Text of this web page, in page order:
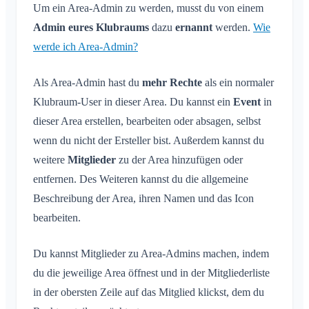
Standort teilen
Persönlicher Kalender
Lesebestätigung
Nachricht löschen
Areas
Was ist eine Area?
Was ist eine Area-Gruppe?
Area erstellen
Private Area
Account & Einstellungen
Klubraum Verlassen
Ausloggen
Name ändern
Hintergrund anpassen
App-Zugriffsberechtigungen
Administration
Berechtigungen
Zusätzliche Admins
Mitglieder einladen
Einladungen erneut versenden
Mitgliederliste
Mitglieder entfernen
Areas verwalten
Beitrittsanfrage auf Vereinswebseite
Name des Klubraums ändern
Um ein Area-Admin zu werden, musst du von einem
Admin eures Klubraums dazu ernanntwerden. Wie
werde ich Area-Admin?
Als Area-Admin hast du mehr Rechte als ein normaler
Klubraum-User in dieser Area. Du kannst ein Eventin
dieser Area erstellen, bearbeiten oder absagen, selbst
wenn du nicht der Ersteller bist. Außerdem kannst du
weitere Mitglieder zu der Area hinzufügen oder
entfernen. Des Weiteren kannst du die allgemeine
Beschreibung der Area, ihren Namen und das Icon
bearbeiten.
Du kannst Mitglieder zu Area-Admins machen, indem
du die jeweilige Area öffnest und in der Mitgliederliste
in der obersten Zeile auf das Mitglied klickst, dem du